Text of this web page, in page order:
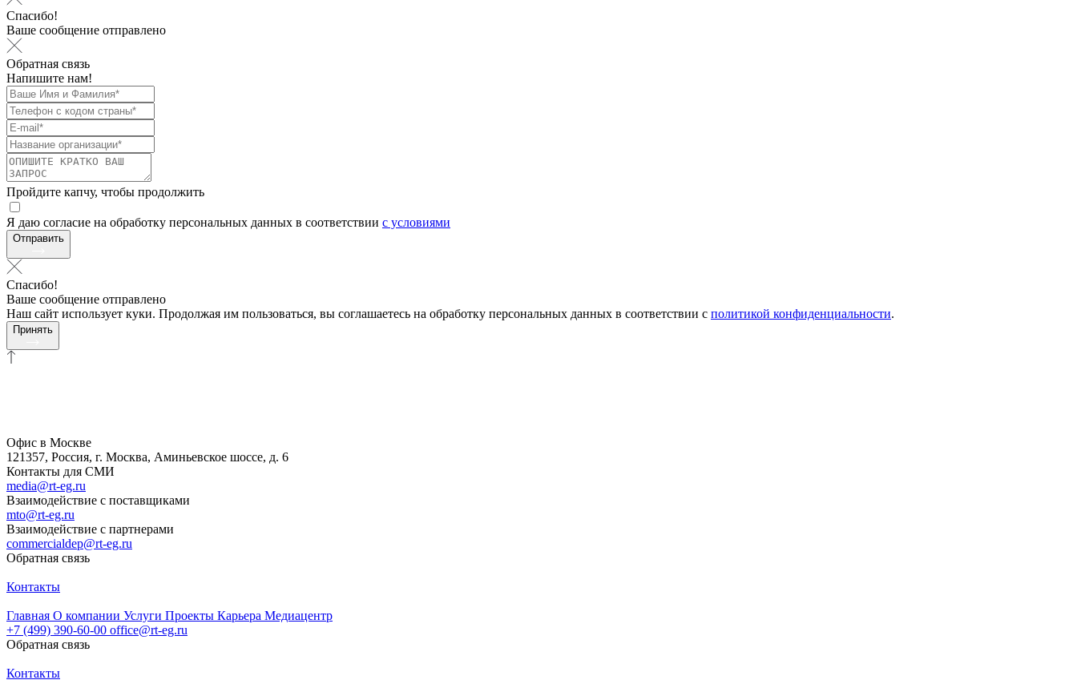
Спасибо!
Ваше сообщение отправлено
Обратная связь
Напишите нам!
Пройдите капчу, чтобы продолжить
Я даю согласие на обработку персональных данных в соответствии с условиями
Отправить
Спасибо!
Ваше сообщение отправлено
Наш сайт использует куки. Продолжая им пользоваться, вы соглашаетесь на обработку персональных данных в соответствии с политикой конфиденциальности.
Принять
Офис в Москве
121357, Россия, г. Москва, Аминьевское шоссе, д. 6
Контакты для СМИ
media@rt-eg.ru
Взаимодействие с поставщиками
mto@rt-eg.ru
Взаимодействие с партнерами
commercialdep@rt-eg.ru
Обратная связь
Контакты
Главная О компании Услуги Проекты Карьера Медиацентр
+7 (499) 390-60-00 office@rt-eg.ru
Обратная связь
Контакты